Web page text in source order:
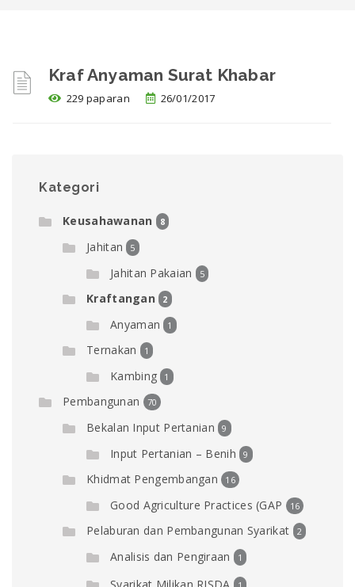
Kraf Anyaman Surat Khabar
229 paparan 26/01/2017
Kategori
Keusahawanan 8
Jahitan 5
Jahitan Pakaian 5
Kraftangan 2
Anyaman 1
Ternakan 1
Kambing 1
Pembangunan 70
Bekalan Input Pertanian 9
Input Pertanian – Benih 9
Khidmat Pengembangan 16
Good Agriculture Practices (GAP 16
Pelaburan dan Pembangunan Syarikat 2
Analisis dan Pengiraan 1